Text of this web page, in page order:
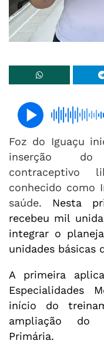
Foz do Iguaçu
inserção do
contraceptivo
conhecido como
saúde.
Nesta
recebeu mil
integrar o
unidades básicas
A primeira
Especialidades
início do
ampliação do
Primária.